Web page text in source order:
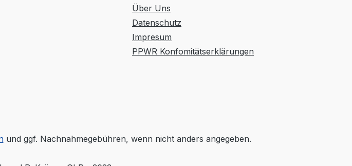
Über Uns
Datenschutz
Impresum
PPWR Konfomitätserklärungen
und ggf. Nachnahmegebühren, wenn nicht anders angegeben.